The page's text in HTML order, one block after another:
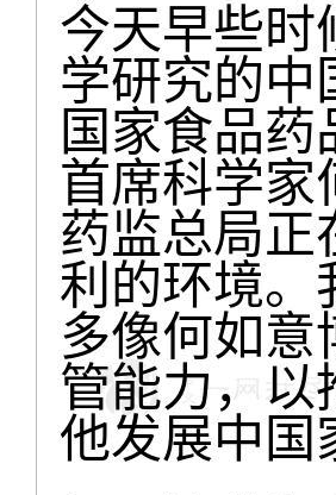
今天早些时
学研究的中
国家食品
首席科学家
药监总局正
利的环境。
多像何如意
管能力，以
他发展中国